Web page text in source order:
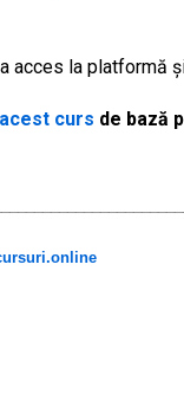
acces la platformă
acest curs de bază